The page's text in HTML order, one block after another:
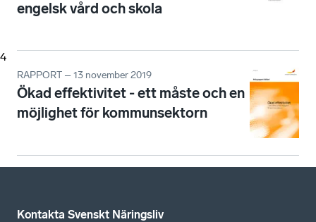
4
engelsk vård och skola
RAPPORT – 13 november 2019
Ökad effektivitet - ett måste och en
möjlighet för kommunsektorn
Kontakta Svenskt Näringsliv